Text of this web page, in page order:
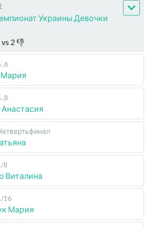
Украины Девочки
2 👎
8
Виталина
16
Мария